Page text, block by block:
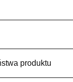
produktu